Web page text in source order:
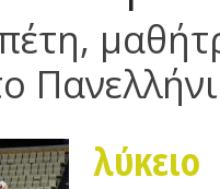
λύκειο